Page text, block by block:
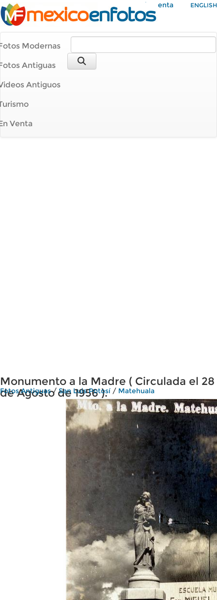
Mi Cuenta ENGLISH
Modernas
Antiguas
Antiguos
Venta
Monumento a la Madre ( Circulada el 28
de Agosto de 1956 ).
Fotos Antiguas/San Luis Potosí / Matehuala